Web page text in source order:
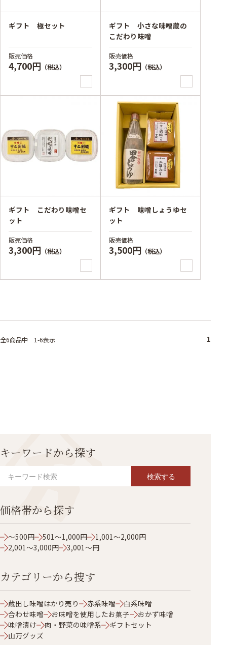
ギフト 極セット
販売価格
4,700円 （税込）
ギフト 小さな味噌蔵の
こだわり味噌
販売価格
3,300円 （税込）
ギフト こだわり味噌セ
ット
販売価格
3,300円 （税込）
ギフト 味噌しょうゆセ
ット
販売価格
3,500円 （税込）
全6商品中 1-6表示 1
キーワードから探す
検索する
価格帯から探す
～500円 501～1,000円
1,001～2,000円
2,001～3,000円
3,001～円
カテゴリーから捜す
蔵出し味噌はかり売り 赤系味噌
白系味噌
合わせ味噌
お味噌を使用したお菓子
おかず味噌
味噌漬け
肉・野菜の味噌系
ギフトセット
山万グッズ